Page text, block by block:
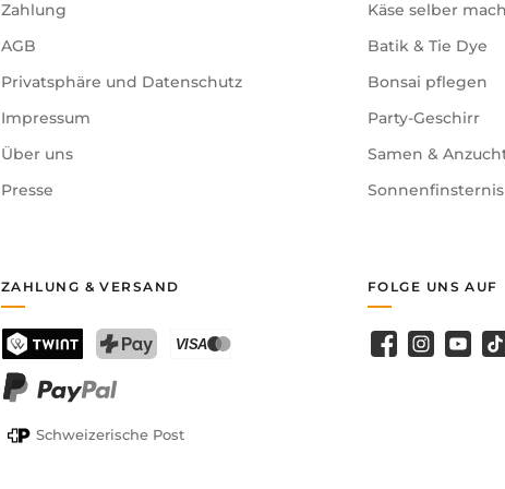
Zahlung
AGB
Privatsphäre und Datenschutz
Impressum
Über uns
Presse
Käse selber
Batik & Tie Dye
Bonsai pflegen
Party-Geschirr
Samen &
Sonnenfinsternis
ZAHLUNG & VERSAND
TWINT
Schweizerische Post
FOLGE UNS AUF
Facebook
Instagram